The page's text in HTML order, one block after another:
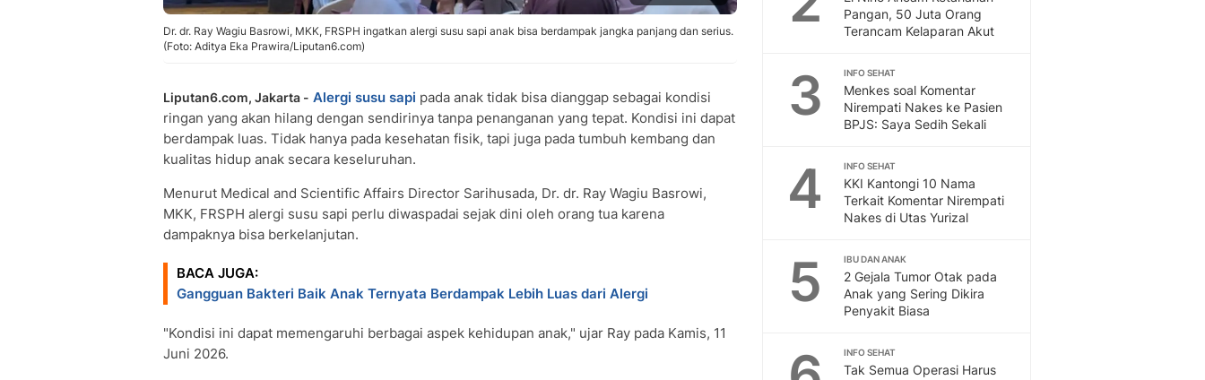
Dr. dr. Ray Wagiu Basrowi, MKK, FRSPH ingatkan alergi susu sapi anak bisa berdampak jangka panjang dan serius.
(Foto: Aditya Eka Prawira/Liputan6.com)
Liputan6.com, Jakarta - Alergi susu sapi pada anak tidak bisa dianggap sebagai kondisi
ringan yang akan hilang dengan sendirinya tanpa penanganan yang tepat. Kondisi ini dapat
berdampak luas. Tidak hanya pada kesehatan fisik, tapi juga pada tumbuh kembang dan
kualitas hidup anak secara keseluruhan.
Menurut Medical and Scientific Affairs Director Sarihusada, Dr. dr. Ray Wagiu Basrowi,
MKK, FRSPH alergi susu sapi perlu diwaspadai sejak dini oleh orang tua karena
dampaknya bisa berkelanjutan.
BACA JUGA:
Gangguan Bakteri Baik Anak Ternyata Berdampak Lebih Luas dari Alergi
"Kondisi ini dapat memengaruhi berbagai aspek kehidupan anak," ujar Ray pada Kamis, 11
Juni 2026.
Pangan, 50 Juta Orang
Terancam Kelaparan Akut
3 INFO SEHAT
Menkes soal Komentar
Nirempati Nakes ke Pasien
BPJS: Saya Sedih Sekali
4 INFO SEHAT
KKI Kantongi 10 Nama
Terkait Komentar Nirempati
Nakes di Utas Yurizal
5 IBU DAN ANAK
2 Gejala Tumor Otak pada
Anak yang Sering Dikira
Penyakit Biasa
INFO SEHAT
Tak Semua Operasi Harus